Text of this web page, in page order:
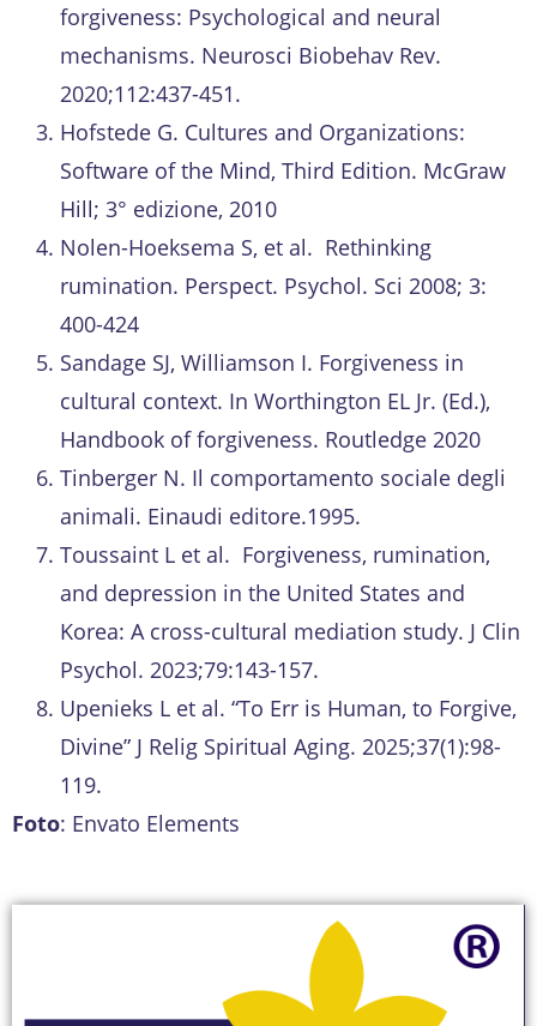
forgiveness: Psychological and neural
mechanisms. Neurosci Biobehav Rev.
2020;112:437-451.
Hofstede G. Cultures and Organizations:
Software of the Mind, Third Edition. McGraw
Hill; 3° edizione, 2010
Nolen-Hoeksema S, et al. Rethinking
rumination. Perspect. Psychol. Sci 2008; 3:
400-424
Sandage SJ, Williamson I. Forgiveness in
cultural context. In Worthington EL Jr. (Ed.),
Handbook of forgiveness. Routledge 2020
Tinberger N. Il comportamento sociale degli
animali. Einaudi editore.1995.
Toussaint L et al. Forgiveness, rumination,
and depression in the United States and
Korea: A cross-cultural mediation study. J Clin
Psychol. 2023;79:143-157.
Upenieks L et al. “To Err is Human, to Forgive,
Divine” J Relig Spiritual Aging. 2025;37(1):98-
119.
Foto: Envato Elements